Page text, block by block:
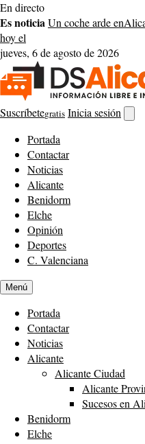
Saltar
al
contenido
En directo
Es noticiaUn coche arde en
hoy el
jueves, 6 de agosto de 2026
Suscríbetegratis Inicia sesión
Portada
Contactar
Noticias
Alicante
Benidorm
Elche
Opinión
Deportes
C. Valenciana
Menú
Portada
Contactar
Noticias
Alicante
Alicante Ciudad
Alicante
Sucesos en
Benidorm
Elche